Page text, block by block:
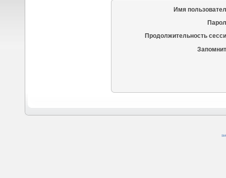
Имя
Продолжительность